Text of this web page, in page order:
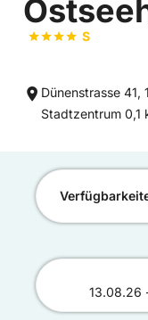
S
Dünenstrasse 41,
Entfernung
Stadtzentrum 0,1
13.08.26